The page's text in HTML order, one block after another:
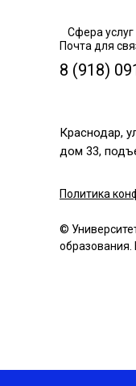
Краснодар,
дом 33,
©
Политика
Почта для
8 (918)
Сфера услуг